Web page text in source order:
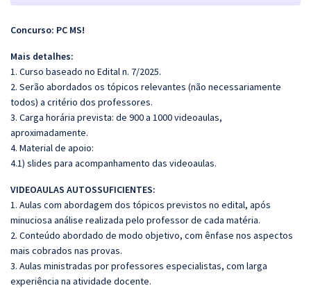
Concurso: PC MS!
Mais detalhes:
1. Curso baseado no Edital n. 7/2025.
2. Serão abordados os tópicos relevantes (não necessariamente
todos) a critério dos professores.
3. Carga horária prevista: de 900 a 1000 videoaulas,
aproximadamente.
4. Material de apoio:
4.1) slides para acompanhamento das videoaulas.
VIDEOAULAS AUTOSSUFICIENTES:
1. Aulas com abordagem dos tópicos previstos no edital, após
minuciosa análise realizada pelo professor de cada matéria.
2. Conteúdo abordado de modo objetivo, com ênfase nos aspectos
mais cobrados nas provas.
3. Aulas ministradas por professores especialistas, com larga
experiência na atividade docente.